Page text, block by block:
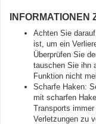
Achten Sie
ist, um ein
Überprüfen Sie
tauschen Sie ihn
Funktion nicht
Scharfe Haken:
mit scharfen
Transports
Verletzungen zu